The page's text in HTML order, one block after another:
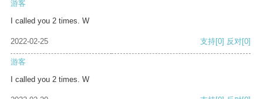
游客
I called you 2 times. W
2022-02-25 支持[0] 反对[0]
游客
I called you 2 times. W